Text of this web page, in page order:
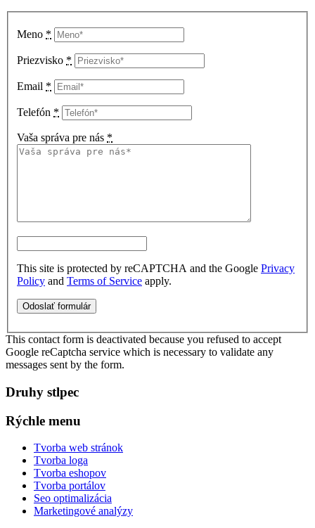
Meno *
Priezvisko *
Email *
Telefón *
Vaša správa pre nás *
This site is protected by reCAPTCHA and the Google Privacy
Policy and Terms of Service apply.
This contact form is deactivated because you refused to accept
Google reCaptcha service which is necessary to validate any
messages sent by the form.
Druhy stlpec
Rýchle menu
Tvorba web stránok
Tvorba loga
Tvorba eshopov
Tvorba portálov
Seo optimalizácia
Marketingové analýzy